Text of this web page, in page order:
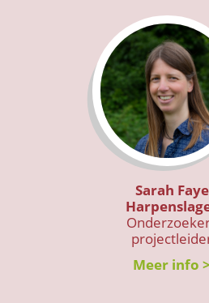
Sarah Faye
Meer info >